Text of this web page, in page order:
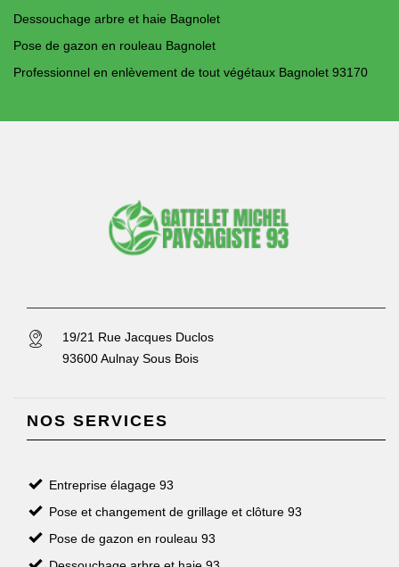
Dessouchage arbre et haie Bagnolet
Pose de gazon en rouleau Bagnolet
Professionnel en enlèvement de tout végétaux Bagnolet 93170
19/21 Rue Jacques Duclos
93600 Aulnay Sous Bois
NOS SERVICES
Entreprise élagage 93
Pose et changement de grillage et clôture 93
Pose de gazon en rouleau 93